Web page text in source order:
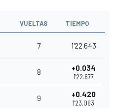
VUELTAS TIEMPO
7 1'22.643
8 +0.034
1'22.677
9 +0.420
1'23.063